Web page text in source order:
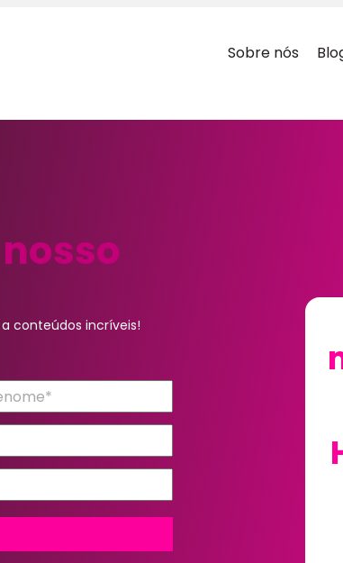
Sobre nós
nosso
conteúdos incríveis!